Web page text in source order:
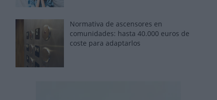
Normativa de ascensores en
comunidades: hasta 40.000 euros de
coste para adaptarlos